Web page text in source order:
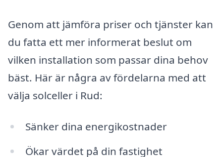
Genom att jämföra priser och tjänster kan
du fatta ett mer informerat beslut om
vilken installation som passar dina behov
bäst. Här är några av fördelarna med att
välja solceller i Rud:
Sänker dina energikostnader
Ökar värdet på din fastighet